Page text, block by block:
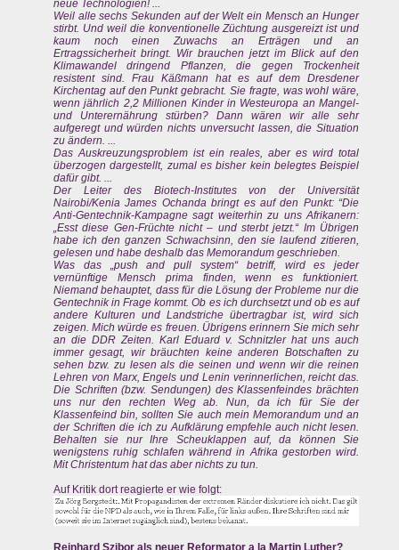
neue Technologien! ...
Weil alle sechs Sekunden auf der Welt ein Mensch an Hunger
stirbt. Und weil die konventionelle Züchtung ausgereizt ist und
kaum noch einen Zuwachs an Erträgen und an
Ertragssicherheit bringt. Wir brauchen jetzt im Blick auf den
Klimawandel dringend Pflanzen, die gegen Trockenheit
resistent sind. Frau Käßmann hat es auf dem Dresdener
Kirchentag auf den Punkt gebracht. Sie fragte, was wohl wäre,
wenn jährlich 2,2 Millionen Kinder in Westeuropa an Mangel-
und Unterernährung stürben? Dann wären wir alle sehr
aufgeregt und würden nichts unversucht lassen, die Situation
zu ändern. ...
Das Auskreuzungsproblem ist ein reales, aber es wird total
überzogen dargestellt, zumal es bisher kein belegtes Beispiel
dafür gibt. ...
Der Leiter des Biotech-Institutes von der Universität
Nairobi/Kenia James Ochanda bringt es auf den Punkt: “Die
Anti-Gentechnik-Kampagne sagt weiterhin zu uns Afrikanern:
„Esst diese Gen-Früchte nicht – und sterbt jetzt.“ Im Übrigen
habe ich den ganzen Schwachsinn, den sie laufend zitieren,
gelesen und habe deshalb das Memorandum geschrieben.
Was das „push and pull system“ betriff, wird es jeder
vernünftige Mensch prima finden, wenn es funktioniert.
Niemand behauptet, dass für die Lösung der Probleme nur die
Gentechnik in Frage kommt. Ob es ich durchsetzt und ob es auf
andere Kulturen und Landstriche übertragbar ist, wird sich
zeigen. Mich würde es freuen. Übrigens erinnern Sie mich sehr
an die DDR Zeiten. Karl Eduard v. Schnitzler hat uns auch
immer gesagt, wir bräuchten keine anderen Botschaften zu
sehen bzw. zu lesen als die seinen und wenn wir die reinen
Lehren von Marx, Engels und Lenin verinnerlichen, reicht das.
Die Schriften (bzw. Sendungen) des Klassenfeindes brächten
uns nur den rechten Weg ab. Nun, da ich für Sie der
Klassenfeind bin, sollten Sie auch mein Memorandum und an
der Schriften die ich zu Aufklärung empfehle auch nicht lesen.
Behalten sie nur Ihre Scheuklappen auf, da können Sie
wenigstens ruhig schlafen während in Afrika gestorben wird.
Mit Christentum hat das aber nichts zu tun.
Auf Kritik dort reagierte er wie folgt:
Reinhard Szibor als neuer Reformator a la Martin Luther?